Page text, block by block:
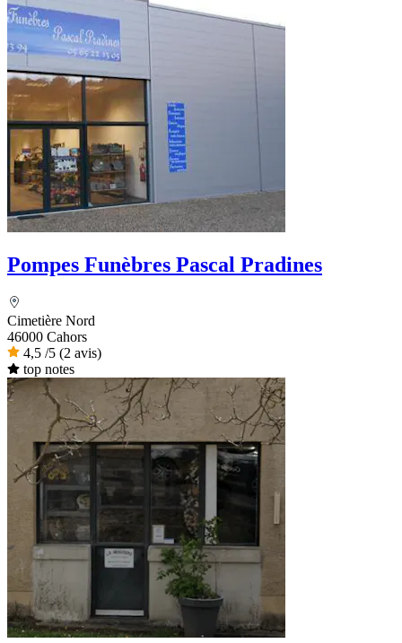
Pompes Funèbres Pascal Pradines
Cimetière Nord
46000 Cahors
4,5 /5 (2 avis)
top notes